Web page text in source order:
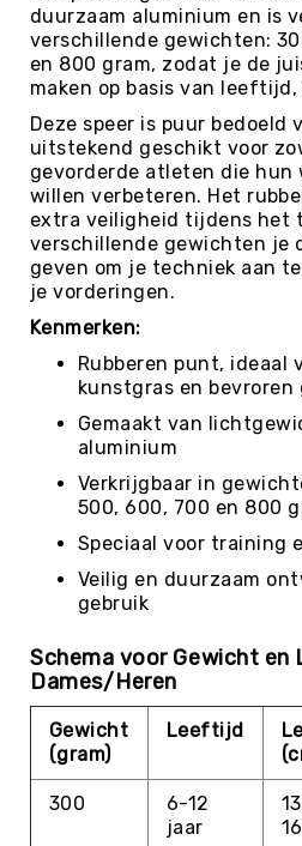
Lacrosse
Mountainbiken
(MTB)
Padel
Pickleball
Pilates
Poull
Ball
Scouting/Outdoor
Slacklinen
Skate
Sporten
Speedbadminton
Spikeball
Squash
Tafeltennis
Tafelvoetbal
Tchoukbal
Tchoukbal
Ballen
duurzaam aluminium en is
verschillende gewichten:
en 800 gram, zodat je de
maken op basis van
Deze speer is puur bedoeld
uitstekend geschikt voor
gevorderde atleten die hun
willen verbeteren. Het
extra veiligheid tijdens het
verschillende gewichten je
geven om je techniek aan
je vorderingen.
Kenmerken:
Rubberen punt, ideaal
kunstgras en bevroren
Gemaakt van
aluminium
Verkrijgbaar in
500, 600, 700 en 800
Speciaal voor training
Veilig en duurzaam
gebruik
Schema voor Gewicht
Dames/Heren
Gewicht
(gram)
Leeftijd
300
6-12
jaar